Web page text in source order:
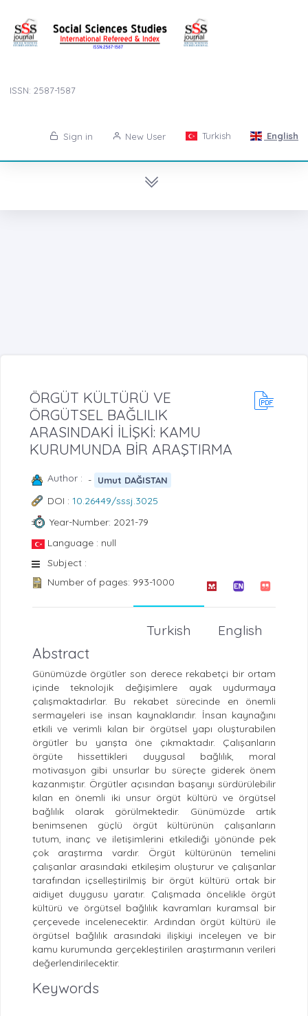
ISSN: 2587-1587
Sign in New User Turkish English
ÖRGÜT KÜLTÜRÜ VE
ÖRGÜTSEL BAĞLILIK
ARASINDAKİ İLİŞKİ: KAMU
KURUMUNDA BİR ARAŞTIRMA
Author : - Umut DAĞISTAN
DOI : 10.26449/sssj.3025
Year-Number: 2021-79
Language : null
Subject :
Number of pages: 993-1000
English
Turkish
Abstract
Günümüzde örgütler son derece rekabetçi bir ortam
içinde teknolojik değişimlere ayak uydurmaya
çalışmaktadırlar. Bu rekabet sürecinde en önemli
sermayeleri ise insan kaynaklarıdır. İnsan kaynağını
etkili ve verimli kılan bir örgütsel yapı oluşturabilen
örgütler bu yarışta öne çıkmaktadır. Çalışanların
örgüte hissettikleri duygusal bağlılık, moral
motivasyon gibi unsurlar bu süreçte giderek önem
kazanmıştır. Örgütler açısından başarıyı sürdürülebilir
kılan en önemli iki unsur örgüt kültürü ve örgütsel
bağlılık olarak görülmektedir. Günümüzde artık
benimsenen güçlü örgüt kültürünün çalışanların
tutum, inanç ve iletişimlerini etkilediği yönünde pek
çok araştırma vardır. Örgüt kültürünün temelini
çalışanlar arasındaki etkileşim oluşturur ve çalışanlar
tarafından içselleştirilmiş bir örgüt kültürü ortak bir
aidiyet duygusu yaratır. Çalışmada öncelikle örgüt
kültürü ve örgütsel bağlılık kavramları kuramsal bir
çerçevede incelenecektir. Ardından örgüt kültürü ile
örgütsel bağlılık arasındaki ilişkiyi inceleyen ve bir
kamu kurumunda gerçekleştirilen araştırmanın verileri
değerlendirilecektir.
Keywords